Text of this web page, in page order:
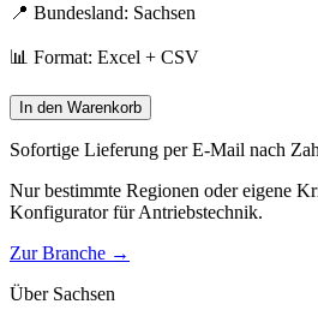
📍 Bundesland: Sachsen
📊 Format: Excel + CSV
In den Warenkorb
Sofortige Lieferung per E-Mail nach
Nur bestimmte Regionen oder eigene
Konfigurator fürAntriebstechnik.
Zur Branche →
Über Sachsen